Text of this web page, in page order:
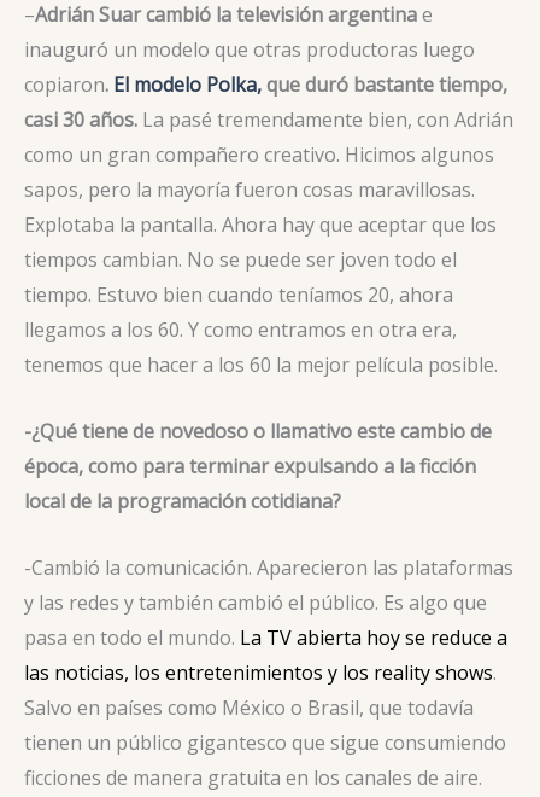
–Adrián Suar cambió la televisión argentinae
inauguró un modelo que otras productoras luego
copiaron. El modelo Polka,que duró bastante tiempo,
casi 30 años. La pasé tremendamente bien, con Adrián
como un gran compañero creativo. Hicimos algunos
sapos, pero la mayoría fueron cosas maravillosas.
Explotaba la pantalla. Ahora hay que aceptar que los
tiempos cambian. No se puede ser joven todo el
tiempo. Estuvo bien cuando teníamos 20, ahora
llegamos a los 60. Y como entramos en otra era,
tenemos que hacer a los 60 la mejor película posible.
-¿Qué tiene de novedoso o llamativo este cambio de
época, como para terminar expulsando a la ficción
local de la programación cotidiana?
-Cambió la comunicación. Aparecieron las plataformas
y las redes y también cambió el público. Es algo que
pasa en todo el mundo. La TV abierta hoy se reduce a
las noticias, los entretenimientos y los reality shows.
Salvo en países como México o Brasil, que todavía
tienen un público gigantesco que sigue consumiendo
ficciones de manera gratuita en los canales de aire.